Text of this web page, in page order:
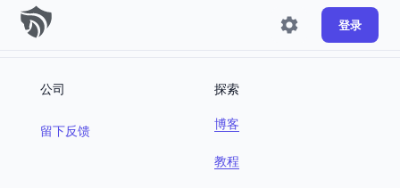
登录
公司
留下反馈
探索
博客
教程